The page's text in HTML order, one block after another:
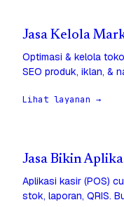
Jasa Kelola
Optimasi & kelola
SEO produk, iklan, &
Lihat layanan →
Jasa Bikin
Aplikasi kasir (POS)
stok, laporan, QRIS.